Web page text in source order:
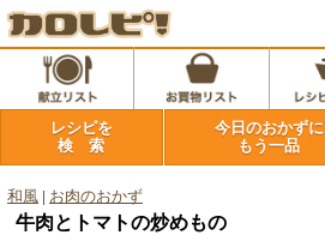
レシピを
検 索
今日のおかずに
もう一品
和風 お肉のおかず
牛肉とトマトの炒めもの